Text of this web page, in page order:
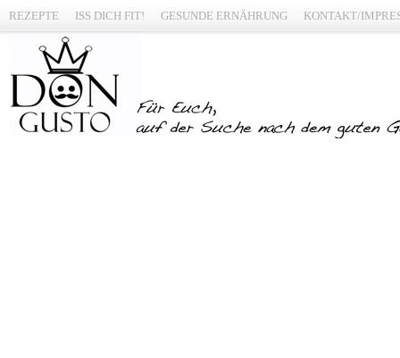
REZEPTE ISS DICH FIT! GESUNDE ERNÄHRUNG KONTAKT/